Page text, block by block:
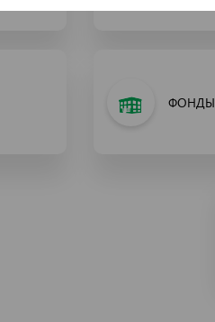
ФОНДЫ